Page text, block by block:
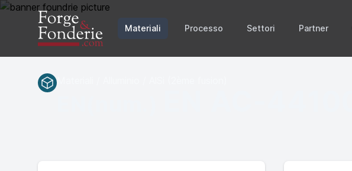
Materiali Processo Settori Partner